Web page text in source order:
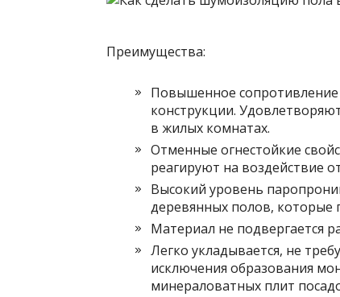
Преимущества:
Повышенное
конструкции.
в жилых комнатах.
Отменные огнестойкие
реагируют на воздействие
Высокий уровень
деревянных полов,
Материал не подвергается
Легко укладывается, не
исключения образования
минераловатных плит